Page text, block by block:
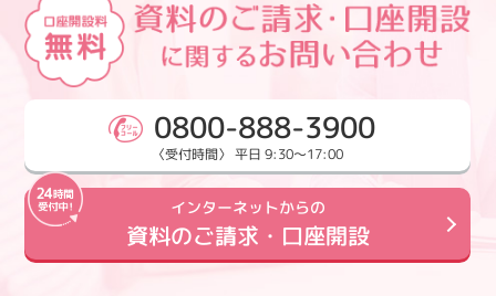
0800-888-3900
〈受付時間〉 平日 9:30～17:00
インターネットからの
資料のご請求・口座開設